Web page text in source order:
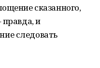
сказанного,
правда, и
следовать